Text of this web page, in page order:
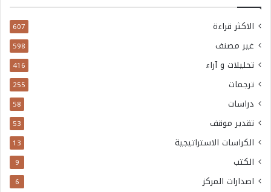
الاكثر قراءة 607
غير مصنف 598
تحليلات و آراء 416
ترجمات 255
دراسات 58
تقدير موقف 53
الكراسات الاستراتيجية 13
الكتب 9
اصدارات المركز 6